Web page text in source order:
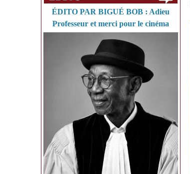
ÉDITO PAR BIGUÉ BOB : Adieu
Professeur et merci pour le cinéma